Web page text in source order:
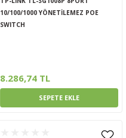
10/100/1000 YÖNETİLEMEZ POE
SWITCH
8.286,74 TL
SEPETE EKLE